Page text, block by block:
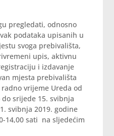
pregledati, odnosno
podataka upisanih u
svoga prebivališta,
upis, aktivnu
i izdavanje
mjesta prebivališta
vrijeme Ureda od
srijede 15. svibnja
svibnja 2019. godine
14,00 sati na sljedećim